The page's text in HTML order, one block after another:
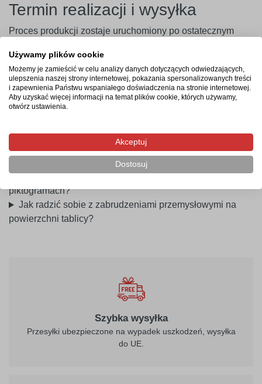
Termin realizacji i wysyłka
Proces produkcji zostaje uruchomiony po ostatecznym
płatności. Czas realizacji zamówienia seryjnego lub
indywidualnego wynosi od 3 do 4 dni roboczych, a
dostawa kurierska zajmuje zazwyczaj 1 dzień roboczy.
Najczęstsze pytania
Czy do zamówienia wystawiana jest faktura VAT?
Czy tworzywo nie ulega pęknięciom przy montażu
Czy istnieje możliwość zamówienia serii tablic o różnych
piktogramach?
Jak radzić sobie z zabrudzeniami przemysłowymi na
powierzchni tablicy?
Szybka wysyłka
Przesyłki ubezpieczone na wypadek uszkodzeń, wysyłka
do UE.
Używamy plików cookie
Możemy je zamieścić w celu analizy danych dotyczących odwiedzających,
ulepszenia naszej strony internetowej, pokazania spersonalizowanych treści
i zapewnienia Państwu wspaniałego doświadczenia na stronie internetowej.
Aby uzyskać więcej informacji na temat plików cookie, których używamy,
otwórz ustawienia.
Akceptuj
Dostosuj